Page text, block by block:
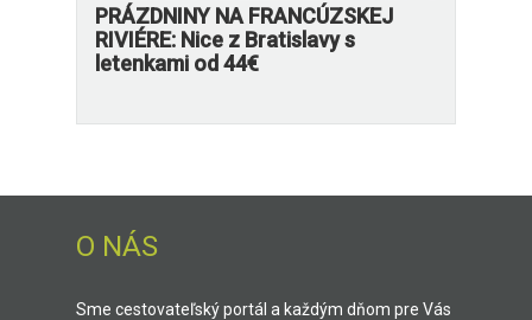
PRÁZDNINY NA FRANCÚZSKEJ
RIVIÉRE: Nice z Bratislavy s
letenkami od 44€
O NÁS
Sme cestovateľský portál a každým dňom pre Vás